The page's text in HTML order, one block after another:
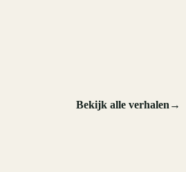
Bekijk alle verhalen→